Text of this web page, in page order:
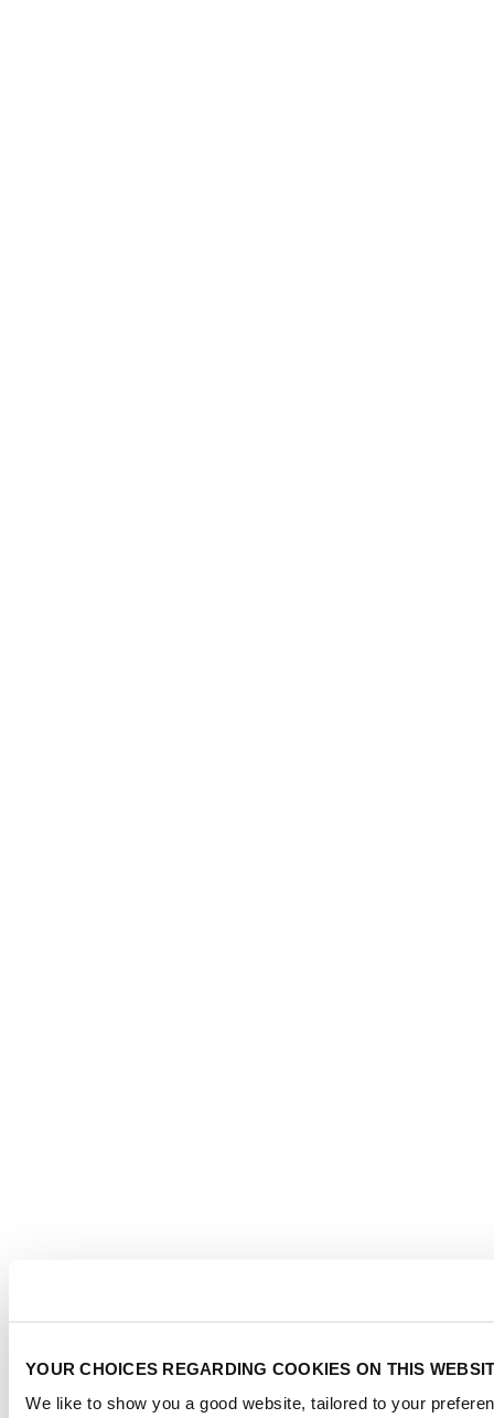
YOUR CHOICES REGARDING COOKIES ON THIS
We like to show you a good website, tailored to your